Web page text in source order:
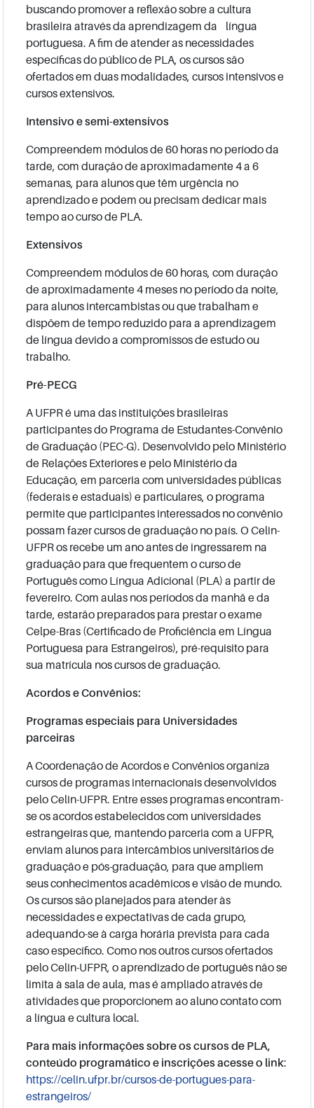
buscando promover a reflexão sobre a cultura
brasileira através da aprendizagem da língua
portuguesa. A fim de atender as necessidades
específicas do público de PLA, os cursos são
ofertados em duas modalidades, cursos intensivos e
cursos extensivos.
Intensivo e semi-extensivos
Compreendem módulos de 60 horas no período da
tarde, com duração de aproximadamente 4 a 6
semanas, para alunos que têm urgência no
aprendizado e podem ou precisam dedicar mais
tempo ao curso de PLA.
Extensivos
Compreendem módulos de 60 horas, com duração
de aproximadamente 4 meses no período da noite,
para alunos intercambistas ou que trabalham e
dispõem de tempo reduzido para a aprendizagem
de língua devido a compromissos de estudo ou
trabalho.
Pré-PECG
A UFPR é uma das instituições brasileiras
participantes do Programa de Estudantes-Convênio
de Graduação (PEC-G). Desenvolvido pelo Ministério
de Relações Exteriores e pelo Ministério da
Educação, em parceria com universidades públicas
(federais e estaduais) e particulares, o programa
permite que participantes interessados no convênio
possam fazer cursos de graduação no país. O Celin-
UFPR os recebe um ano antes de ingressarem na
graduação para que frequentem o curso de
Português como Língua Adicional (PLA) a partir de
fevereiro. Com aulas nos períodos da manhã e da
tarde, estarão preparados para prestar o exame
Celpe-Bras (Certificado de Proficiência em Língua
Portuguesa para Estrangeiros), pré-requisito para
sua matrícula nos cursos de graduação.
Acordos e Convênios:
Programas especiais para Universidades
parceiras
A Coordenação de Acordos e Convênios organiza
cursos de programas internacionais desenvolvidos
pelo Celin-UFPR. Entre esses programas encontram-
se os acordos estabelecidos com universidades
estrangeiras que, mantendo parceria com a UFPR,
enviam alunos para intercâmbios universitários de
graduação e pós-graduação, para que ampliem
seus conhecimentos acadêmicos e visão de mundo.
Os cursos são planejados para atender às
necessidades e expectativas de cada grupo,
adequando-se à carga horária prevista para cada
caso específico. Como nos outros cursos ofertados
pelo Celin-UFPR, o aprendizado de português não se
limita à sala de aula, mas é ampliado através de
atividades que proporcionem ao aluno contato com
a língua e cultura local.
Para mais informações sobre os cursos de PLA,
conteúdo programático e inscrições acesse o link:
https://celin.ufpr.br/cursos-de-portugues-para-
estrangeiros/